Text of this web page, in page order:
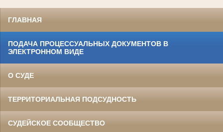
ГЛАВНАЯ
ПОДАЧА ПРОЦЕССУАЛЬНЫХ ДОКУМЕНТОВ В
ЭЛЕКТРОННОМ ВИДЕ
О СУДЕ
ТЕРРИТОРИАЛЬНАЯ ПОДСУДНОСТЬ
СУДЕЙСКОЕ СООБЩЕСТВО